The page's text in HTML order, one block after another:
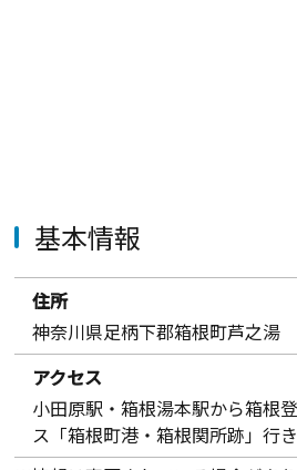
基本情報
住所
神奈川県足柄下郡箱根町芦之湯
アクセス
小田原駅・箱根湯本駅から箱根
ス「箱根町港・箱根関所跡」行